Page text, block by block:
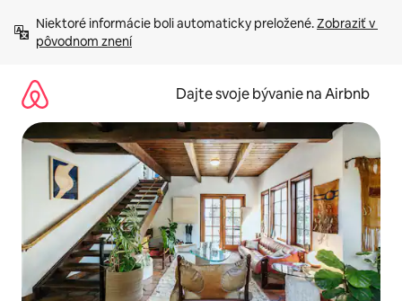
obsah.
Niektoré informácie boli automaticky preložené. Zobraziť v
pôvodnom znení
Dajte svoje bývanie na Airbnb